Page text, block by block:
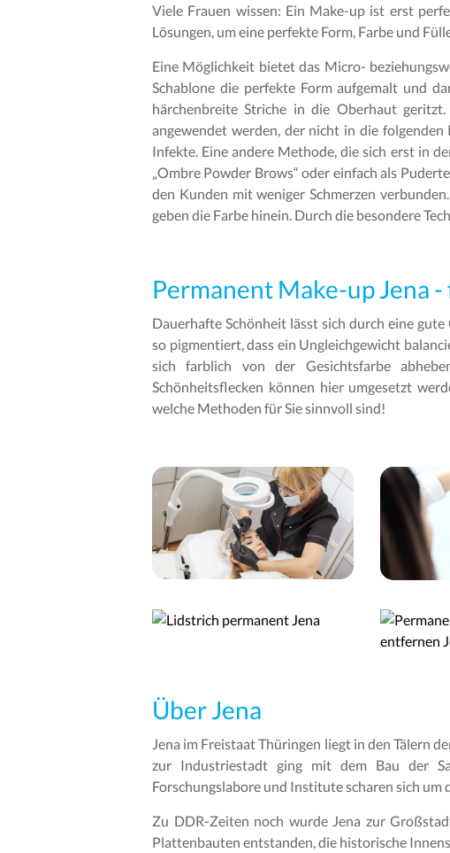
Viele Frauen wissen: Ein Make-up ist erst
Lösungen, um eine perfekte Form, Farbe und
Eine Möglichkeit bietet das Micro-
Schablone die perfekte Form aufgemalt und
härchenbreite Striche in die Oberhaut
angewendet werden, der nicht in die
Infekte. Eine andere Methode, die sich erst in
„Ombre Powder Brows“ oder einfach als
den Kunden mit weniger Schmerzen
geben die Farbe hinein. Durch die besondere
Permanent Make-up Jena
Dauerhafte Schönheit lässt sich durch eine
so pigmentiert, dass ein Ungleichgewicht
sich farblich von der Gesichtsfarbe
Schönheitsflecken können hier umgesetzt
welche Methoden für Sie sinnvoll sind!
Über Jena
Jena im Freistaat Thüringen liegt in den Tälern
zur Industriestadt ging mit dem Bau der
Forschungslabore und Institute scharen sich
Zu DDR-Zeiten noch wurde Jena zur
Plattenbauten entstanden, die historische